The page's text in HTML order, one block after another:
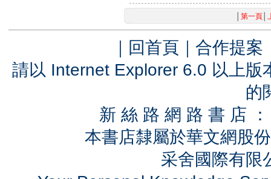
第一頁│
｜ 回首頁 ｜ 合作提案
請以 Internet Explorer 6.0 以上
的
新 絲 路 網 路 書 店
本書店隸屬於華文網股
采舍國際有